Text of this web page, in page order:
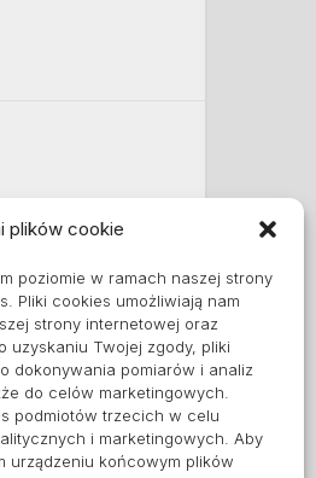
plików cookie
poziomie w ramach naszej strony
Pliki cookies umożliwiają nam
strony internetowej oraz
uzyskaniu Twojej zgody, pliki
dokonywania pomiarów i analiz
do celów marketingowych.
podmiotów trzecich w celu
i marketingowych. Aby
urządzeniu końcowym plików